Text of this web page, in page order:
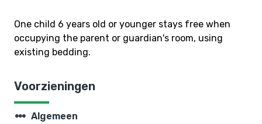
One child 6 years old or younger stays free when
occupying the parent or guardian's room, using
existing bedding.
Voorzieningen
steppers Algemeen